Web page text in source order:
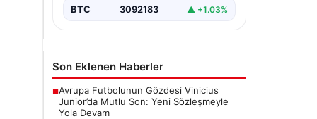
BTC 3092183 ▲ +1.03%
Son Eklenen Haberler
■Avrupa Futbolunun Gözdesi Vinicius
Junior’da Mutlu Son: Yeni Sözleşmeyle
Yola Devam